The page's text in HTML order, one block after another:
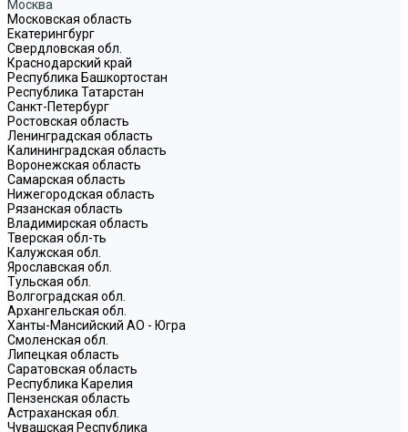
Москва
Московская область
Екатерингбург
Свердловская обл.
Краснодарский край
Республика Башкортостан
Республика Татарстан
Санкт-Петербург
Ростовская область
Ленинградская область
Калининградская область
Воронежская область
Самарская область
Нижегородская область
Рязанская область
Владимирская область
Тверская обл-ть
Калужская обл.
Ярославская обл.
Тульская обл.
Волгоградская обл.
Архангельская обл.
Ханты-Мансийский АО - Югра
Смоленская обл.
Липецкая область
Саратовская область
Республика Карелия
Пензенская область
Астраханская обл.
Чувашская Республика